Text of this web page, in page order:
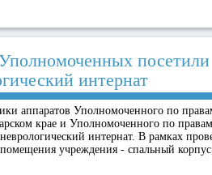
посетили
интернат
аппаратов Уполномоченного по
крае и Уполномоченного по
интернат. В рамках
учреждения - спальный